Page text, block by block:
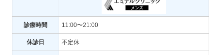
診療時間 11:00〜21:00
休診日 不定休